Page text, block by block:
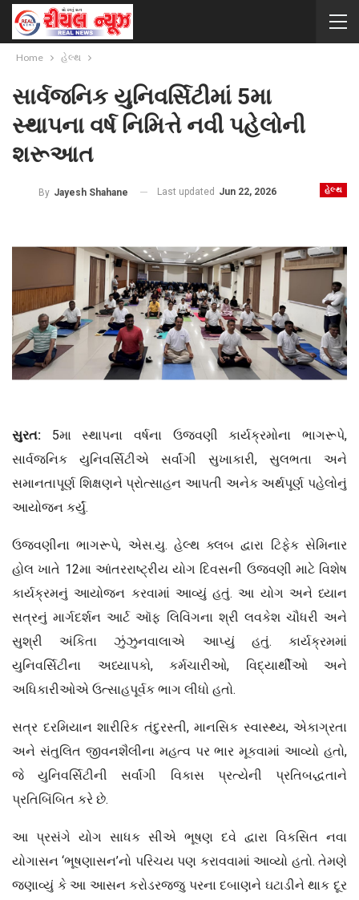
Home હેલ્થ
સાર્વજનિક યુનિવર્સિટીમાં 5મા
સ્થાપના વર્ષ નિમિત્તે નવી પહેલોની
શરૂઆત
હેલ્થ
By Jayesh Shahane Last updated Jun 22, 2026
સુરત: 5મા સ્થાપના વર્ષના ઉજવણી કાર્યક્રમોના ભાગરૂપે,
સાર્વજનિક યુનિવર્સિટીએ સર્વાંગી સુખાકારી, સુલભતા અને
સમાનતાપૂર્ણ શિક્ષણને પ્રોત્સાહન આપતી અનેક અર્થપૂર્ણ પહેલોનું
આયોજન કર્યું.
ઉજવણીના ભાગરૂપે, એસ.યુ. હેલ્થ ક્લબ દ્વારા ટિફેક સેમિનાર
હોલ ખાતે 12મા આંતરરાષ્ટ્રીય યોગ દિવસની ઉજવણી માટે વિશેષ
કાર્યક્રમનું આયોજન કરવામાં આવ્યું હતું. આ યોગ અને ધ્યાન
સત્રનું માર્ગદર્શન આર્ટ ઑફ લિવિંગના શ્રી લવકેશ ચૌધરી અને
સુશ્રી અંકિતા ઝુંઝુનવાલાએ આપ્યું હતું. કાર્યક્રમમાં
યુનિવર્સિટીના અધ્યાપકો, કર્મચારીઓ, વિદ્યાર્થીઓ અને
અધિકારીઓએ ઉત્સાહપૂર્વક ભાગ લીધો હતો.
સત્ર દરમિયાન શારીરિક તંદુરસ્તી, માનસિક સ્વાસ્થ્ય, એકાગ્રતા
અને સંતુલિત જીવનશૈલીના મહત્વ પર ભાર મૂકવામાં આવ્યો હતો,
જે યુનિવર્સિટીની સર્વાંગી વિકાસ પ્રત્યેની પ્રતિબદ્ધતાને
પ્રતિબિંબિત કરે છે.
આ પ્રસંગે યોગ સાધક સીએ ભૂષણ દવે દ્વારા વિકસિત નવા
યોગાસન ‘ભૂષણાસન’નો પરિચય પણ કરાવવામાં આવ્યો હતો. તેમણે
જણાવ્યું કે આ આસન કરોડરજ્જુ પરના દબાણને ઘટાડીને થાક દૂર